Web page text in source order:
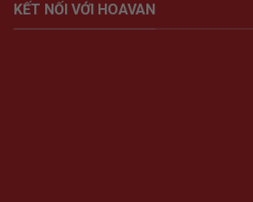
KẾT NỐI VỚI HOAVAN